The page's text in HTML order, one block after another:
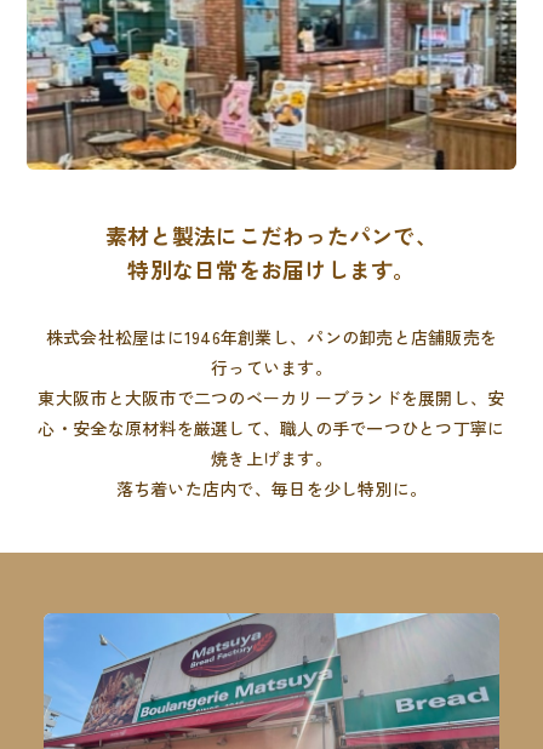
素材と製法にこだわったパンで、
特別な日常をお届けします。
株式会社松屋はに1946年創業し、パンの卸売と店舗販売を
行っています。
東大阪市と大阪市で二つのベーカリーブランドを展開し、 安
心・安全な原材料を厳選して、職人の手で一つひとつ丁寧に
焼き上げます。
落ち着いた店内で、毎日を少し特別に。